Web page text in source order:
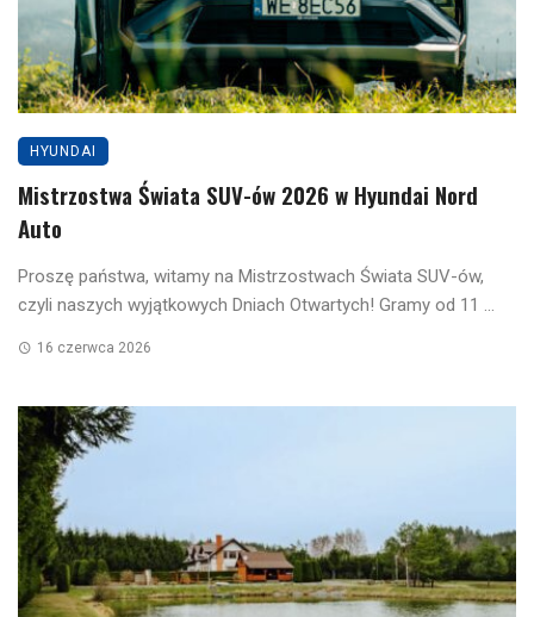
HYUNDAI
Mistrzostwa Świata SUV-ów 2026 w Hyundai Nord
Auto
Proszę państwa, witamy na Mistrzostwach Świata SUV-ów,
czyli naszych wyjątkowych Dniach Otwartych! Gramy od 11 ...
16 czerwca 2026